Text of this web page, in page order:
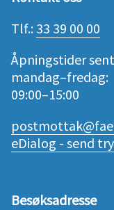
Tlf.: 33 39 00 00
Åpningstider
mandag–fredag:
09:00–15:00
eDialog - send
Besøksadresse